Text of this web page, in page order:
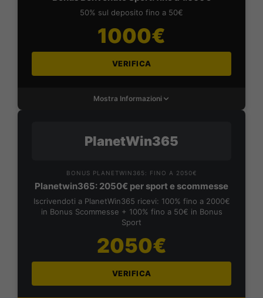
50% sul deposito fino a 50€
1000€
VERIFICA
Mostra Informazioni
PlanetWin365
BONUS PLANETWIN365: FINO A 2050€
Planetwin365: 2050€ per sport e scommesse
Iscrivendoti a PlanetWin365 ricevi: 100% fino a 2000€
in Bonus Scommesse + 100% fino a 50€ in Bonus
Sport
2050€
VERIFICA